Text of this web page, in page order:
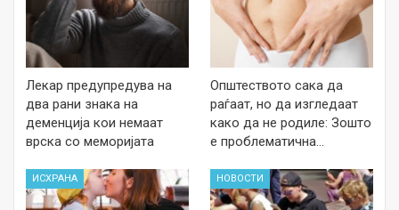
Лекар предупредува на
два рани знака на
деменција кои немаат
врска со меморијата
Општеството сака да
раѓаат, но да изгледаат
како да не родиле: Зошто
е проблематична…
ИСХРАНА НОВОСТИ